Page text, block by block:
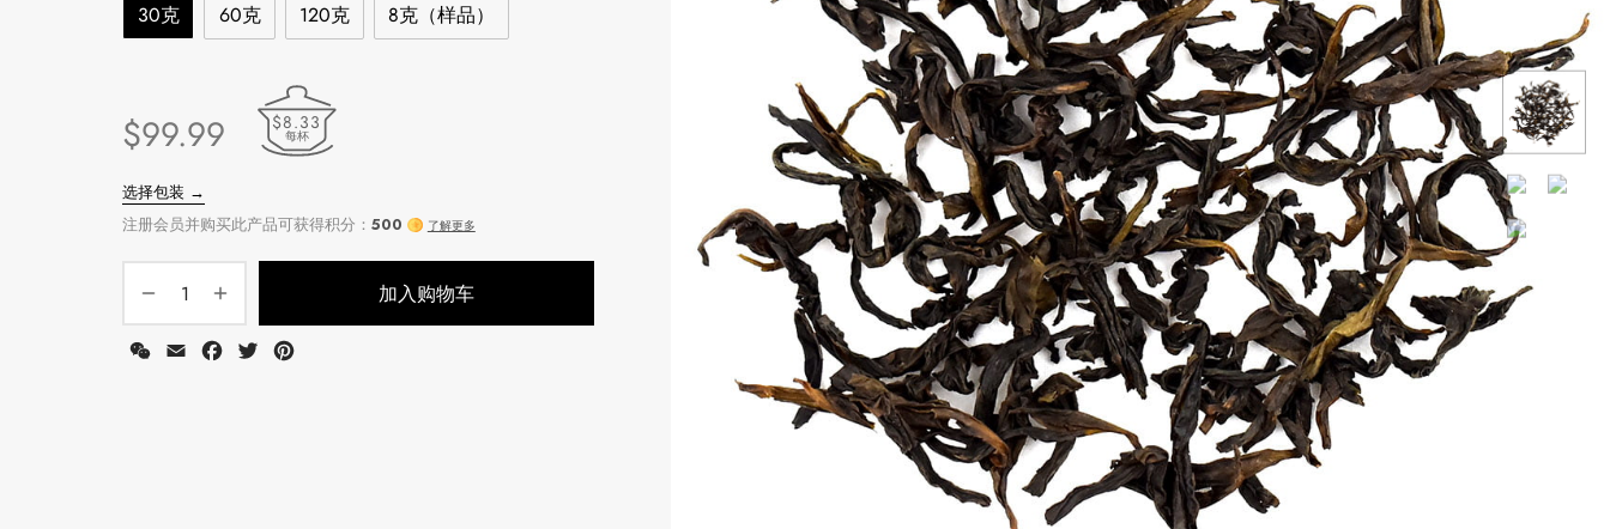
30克
60克 120克 8克（样品）
$99.99 $8.33
每杯
加入购物车
WeChat
Email Facebook
Twitter